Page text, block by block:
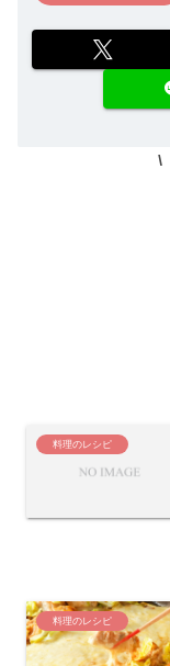
料理のレシピ
料理のレシピ